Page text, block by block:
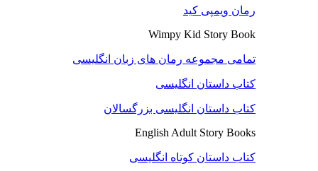
رمان ویمپی کید
Wimpy Kid Story Book
تمامی مجموعه رمان های زبان انگلیسی
کتاب داستان انگلیسی
کتاب داستان انگلیسی بزرگسالان
English Adult Story Books
کتاب داستان کوتاه انگلیسی